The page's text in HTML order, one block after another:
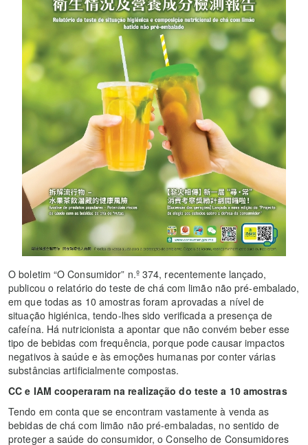
O boletim “O Consumidor” n.º 374, recentemente lançado,
publicou o relatório do teste de chá com limão não pré-embalado,
em que todas as 10 amostras foram aprovadas a nível de
situação higiénica, tendo-lhes sido verificada a presença de
cafeína. Há nutricionista a apontar que não convém beber esse
tipo de bebidas com frequência, porque pode causar impactos
negativos à saúde e às emoções humanas por conter várias
substâncias artificialmente compostas.
CC e IAM cooperaram na realização do teste a 10 amostras
Tendo em conta que se encontram vastamente à venda as
bebidas de chá com limão não pré-embaladas, no sentido de
proteger a saúde do consumidor, o Conselho de Consumidores